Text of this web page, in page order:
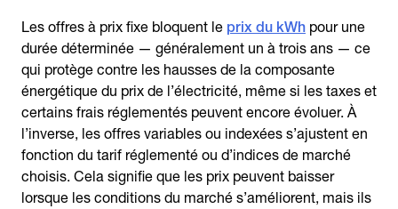
Les offres à prix fixe bloquent le prix du kWh pour une
durée déterminée — généralement un à trois ans — ce
qui protège contre les hausses de la composante
énergétique du prix de l’électricité, même si les taxes et
certains frais réglementés peuvent encore évoluer. À
l’inverse, les offres variables ou indexées s’ajustent en
fonction du tarif réglementé ou d’indices de marché
choisis. Cela signifie que les prix peuvent baisser
lorsque les conditions du marché s’améliorent, mais ils